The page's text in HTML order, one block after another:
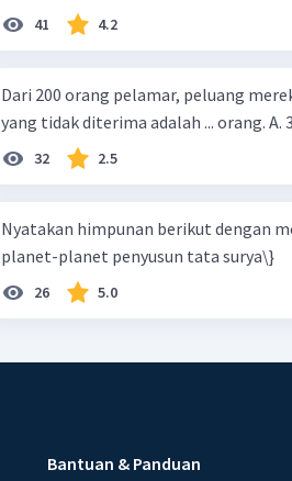
41 4.2
Dari 200 orang pelamar, peluang
yang tidak diterima adalah ... orang. A.
32 2.5
Nyatakan himpunan berikut dengan
planet-planet penyusun tata surya\}
26 5.0
Bantuan & Panduan